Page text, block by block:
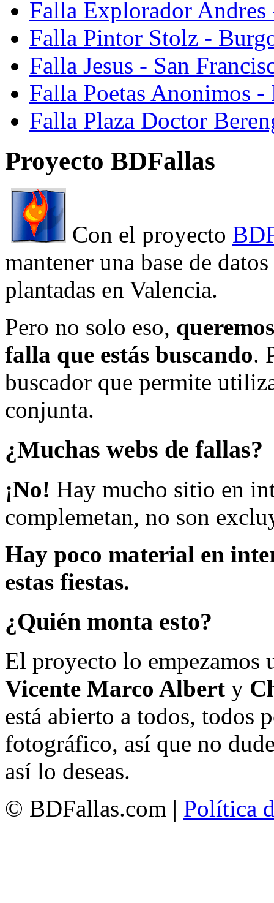
Falla Explorador Andres
Falla Pintor Stolz -
Falla Jesus - San
Falla Poetas Anonimos
Falla Plaza Doctor
Proyecto BDFallas
Con el proyecto
mantener una base de
plantadas en Valencia.
Pero no solo eso,
falla que estás buscando.
buscador que permite
conjunta.
¿Muchas webs de fallas?
¡No! Hay mucho sitio en
complemetan, no son
Hay poco material en
estas fiestas.
¿Quién monta esto?
El proyecto lo empezamos
Vicente Marco Albert y
está abierto a todos, todos
fotográfico, así que no
así lo deseas.
© BDFallas.com | Política